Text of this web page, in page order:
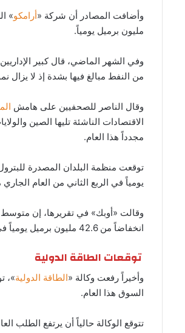
وأضافت المصادر أن شركة «أرامكو
مليون برميل يومياً.
وفي الشهر الماضي، قال كبير
من النفط مبالغ فيها بشدة إذ لا يزال
وقال الناصر للصحفيين على هامش
الاقتصادات الناشئة تليها الصين
مجدداً هذا العام.
يومياً في الربع الثاني من العام
انخفاضاً من 42.6 مليون برميل يومياً في الربع الأول. ولا تختلف التوقعات لكلا الربعين عنها في تقرير الشهر الماضي.
توقعات الطاقة الدولية
وأخيراً رفعت وكالة «الطاقة الدولية»،
السوق هذا العام.